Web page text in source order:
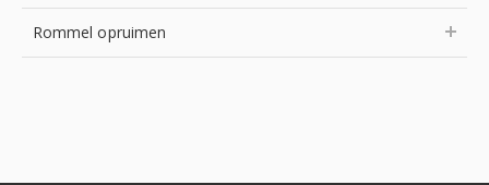
Rommel opruimen